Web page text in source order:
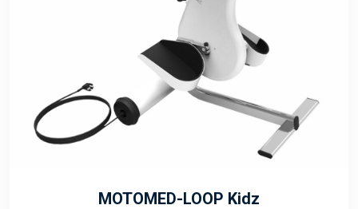
MOTOMED-LOOP Kidz